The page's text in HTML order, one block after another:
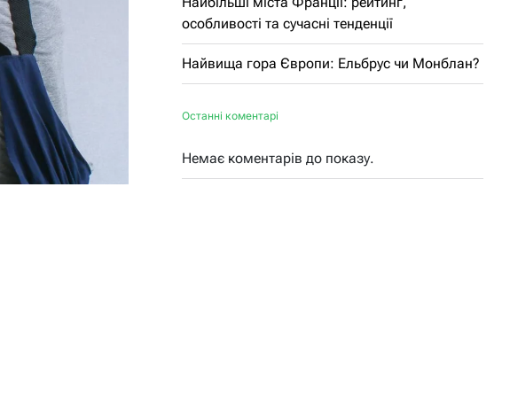
особливості та сучасні тенденції
Найвища гора Європи: Ельбрус чи Монблан?
Останні коментарі
Немає коментарів до показу.